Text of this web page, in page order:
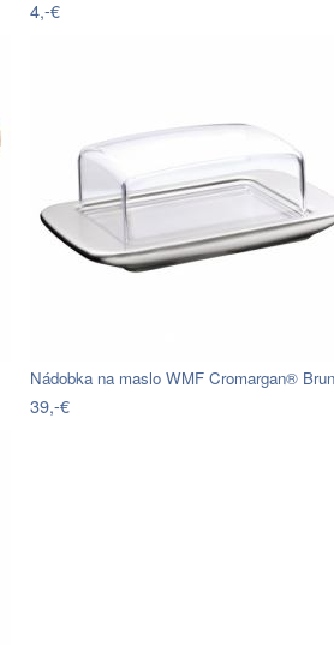
4,-€
39,-€